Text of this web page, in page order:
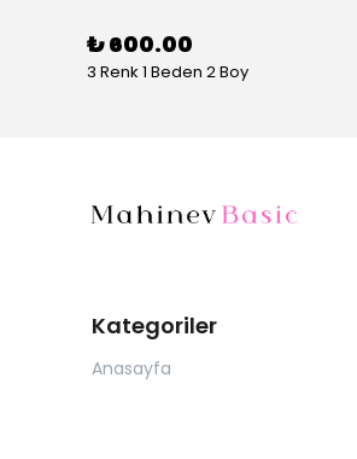
₺ 600.00
3 Renk 1 Beden 2 Boy
Kategoriler
Anasayfa